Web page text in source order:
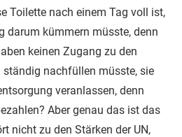
Toilette nach einem Tag voll ist,
darum kümmern müsste, denn
keinen Zugang zu den
ständig nachfüllen müsste, sie
veranlassen, denn
Aber genau das ist das
nicht zu den Stärken der UN,